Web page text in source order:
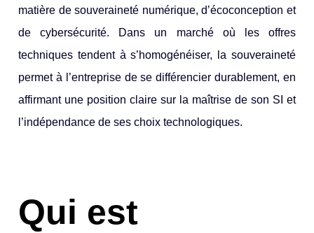
matière de souveraineté numérique, d’écoconception et
de cybersécurité. Dans un marché où les offres
techniques tendent à s’homogénéiser, la souveraineté
permet à l’entreprise de se différencier durablement, en
affirmant une position claire sur la maîtrise de son SI et
l’indépendance de ses choix technologiques.
Qui est